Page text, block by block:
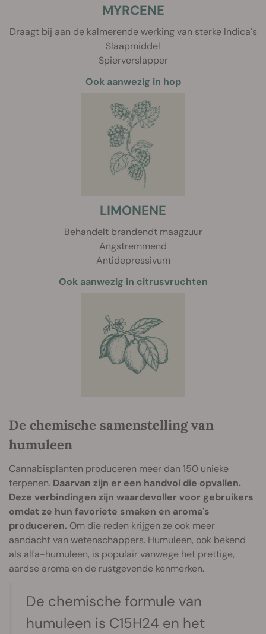
MYRCENE
Draagt bij aan de kalmerende werking van sterke Indica's
Slaapmiddel
Spierverslapper
Ook aanwezig in hop
LIMONENE
Behandelt brandendt maagzuur
Angstremmend
Antidepressivum
Ook aanwezig in citrusvruchten
De chemische samenstelling van
humuleen
Cannabisplanten produceren meer dan 150 unieke
terpenen. Daarvan zijn er een handvol die opvallen.
Deze verbindingen zijn waardevoller voor gebruikers
omdat ze hun favoriete smaken en aroma's
produceren. Om die reden krijgen ze ook meer
aandacht van wetenschappers. Humuleen, ook bekend
als alfa-humuleen, is populair vanwege het prettige,
aardse aroma en de rustgevende kenmerken.
De chemische formule van
humuleen is C15H24 en het